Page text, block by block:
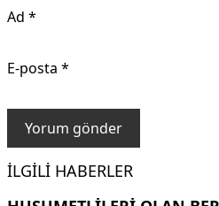
Ad *
E-posta *
İLGILI HABERLER